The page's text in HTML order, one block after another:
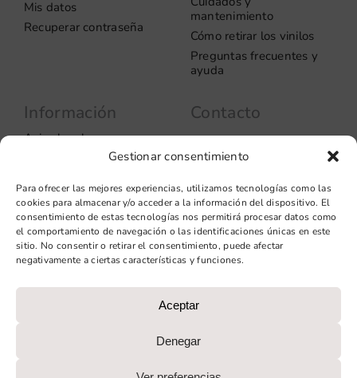
Gestionar consentimiento
Para ofrecer las mejores experiencias, utilizamos tecnologías como las
cookies para almacenar y/o acceder a la información del dispositivo. El
consentimiento de estas tecnologías nos permitirá procesar datos como
el comportamiento de navegación o las identificaciones únicas en este
sitio. No consentir o retirar el consentimiento, puede afectar
negativamente a ciertas características y funciones.
Aceptar
Denegar
Mis datos
Recuperar contraseña
mantenimiento
Cómo retirar los vinilos
Preguntas frecuentes y
ayuda
Información
Aviso legal
Política de privacidad
cookies
Condiciones de venta
Condiciones generales de
contratación
Diseño web: qualitystudio
Contacto
08037 – Barcelona
+34 93 706 51 69
hello@vinilook.net
NEXT GENERATION (EU) DEL MECANISMO DE
RECUPERACIÓN Y RESILIENCIA